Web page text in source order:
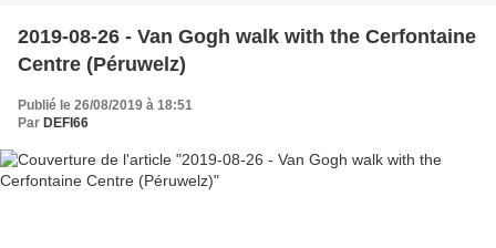
2019-08-26 - Van Gogh walk with the Cerfontaine
Centre (Péruwelz)
Publié le 26/08/2019 à 18:51
Par DEFI66